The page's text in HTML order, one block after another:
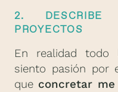
2.
PROYECTOS
En realidad
siento pasión por
que concretar